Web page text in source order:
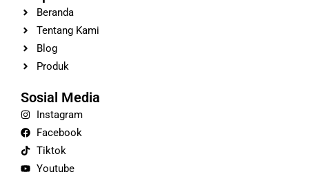
Beranda
Tentang Kami
Blog
Produk
Sosial Media
Instagram
Facebook
Tiktok
Youtube